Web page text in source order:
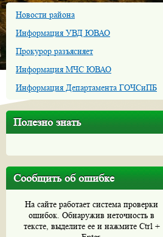
Новости района
Информация УВД ЮВАО
Прокурор разъясняет
Информация МЧС ЮВАО
Информация Департамента ГОЧСиПБ
Полезно знать
Сообщить об ошибке
На сайте работает система проверки
ошибок. Обнаружив неточность в
тексте, выделите ее и нажмите Ctrl +